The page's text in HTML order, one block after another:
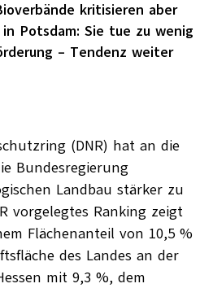
kritisieren aber
Potsdam: Sie tue zu wenig
– Tendenz weiter
(DNR) hat an die
Bundesregierung
Landbau stärker zu
vorgelegtes Ranking zeigt
Flächenanteil von 10,5 %
des Landes an der
mit 9,3 %, dem